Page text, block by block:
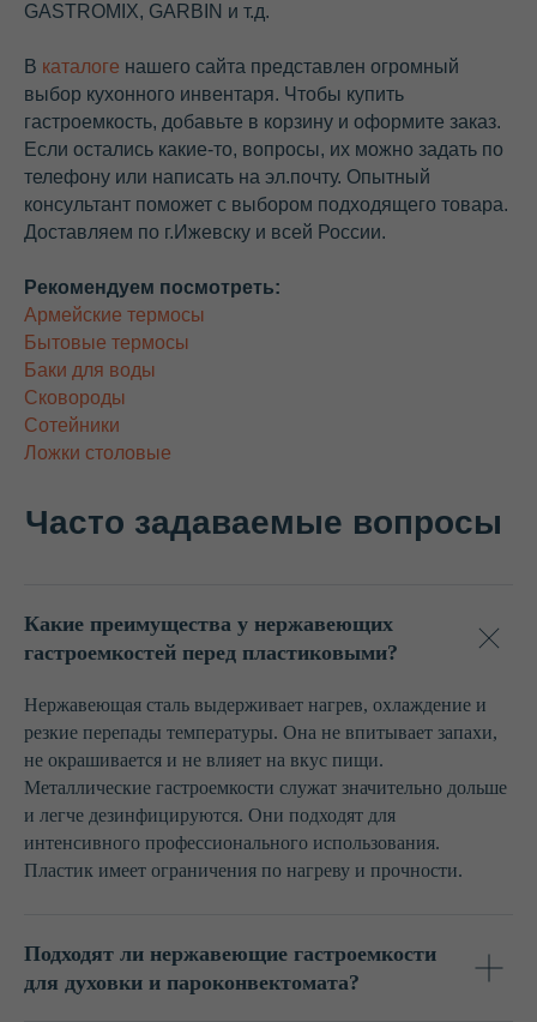
GASTROMIX, GARBIN и т.д.
В каталоге нашего сайта представлен огромный
выбор кухонного инвентаря. Чтобы купить
гастроемкость, добавьте в корзину и оформите заказ.
Если остались какие-то, вопросы, их можно задать по
телефону или написать на эл.почту. Опытный
консультант поможет с выбором подходящего товара.
Доставляем по г.Ижевску и всей России.
Рекомендуем посмотреть:
Армейские термосы
Бытовые термосы
Баки для воды
Сковороды
Сотейники
Ложки столовые
Какие преимущества у нержавеющих
гастроемкостей перед пластиковыми?
Нержавеющая сталь выдерживает нагрев, охлаждение и
резкие перепады температуры. Она не впитывает запахи,
не окрашивается и не влияет на вкус пищи.
Металлические гастроемкости служат значительно дольше
и легче дезинфицируются. Они подходят для
интенсивного профессионального использования.
Пластик имеет ограничения по нагреву и прочности.
Подходят ли нержавеющие гастроемкости
для духовки и пароконвектомата?
Наша посуда
без посредников.
Экологически безопасная
Вся продукция изготовлена из
высококачественной нержавеющей
стали AISI 304, пригодной для
контакта с пищей.
Доставка от 2-х дней